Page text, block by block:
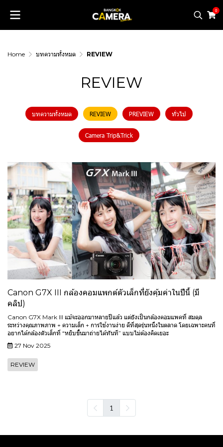
0
Home บทความทั้งหมด REVIEW
REVIEW
บทความทั้งหมด REVIEW PREVIEW ทั่วไป
Camera Trip&Trick
Canon G7X III กล้องคอมแพกต์ตัวเล็กที่ยังคุ้มค่าในปีนี้ (มี
คลิป)
Canon G7X Mark III แม้จะออกมาหลายปีแล้ว แต่ยังเป็นกล้องคอมแพคที่ สมดุล
ระหว่างคุณภาพภาพ + ความเล็ก + การใช้งานง่าย ดีที่สุดรุ่นหนึ่งในตลาด โดยเฉพาะคนที่
อยากได้กล้องตัวเล็กที่ “หยิบขึ้นมาถ่ายได้ทันที” แบบไม่ต้องคิดเยอะ
27 Nov 2025
REVIEW
1